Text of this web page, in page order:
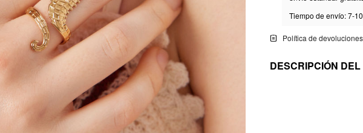
Tiempo de envío: 7-
Política de devoluciones
DESCRIPCIÓN